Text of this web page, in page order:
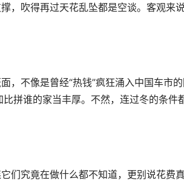
，吹得再过天花乱坠都是空谈。客观来
，不像是曾经“热钱”疯狂涌入中国车市
拼谁的家当丰厚。不然，连过冬的条件
们究竟在做什么都不知道，更别说花费